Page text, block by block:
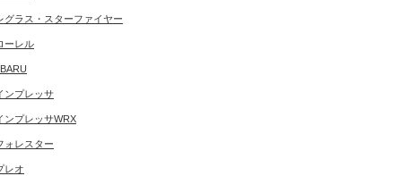
グラス・スターファイヤー
ーレル
ンプレッサ
ンプレッサWRX
ォレスター
レオ